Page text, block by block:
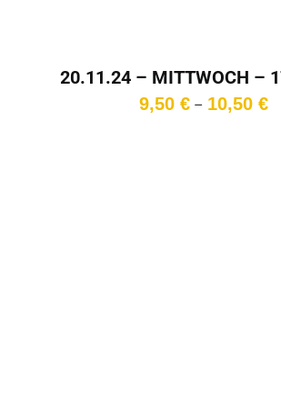
20.11.24 – MITTWOCH –
9,50 € – 10,50 €